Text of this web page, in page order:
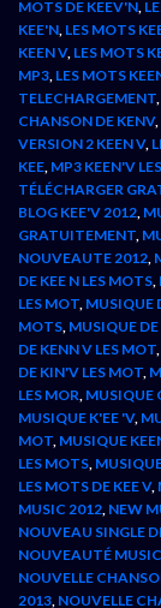
MOTS DE KEEV'N
KEE'N LES MOTS
KEEN V, LES MOTS
MP3 LES MOTS
TELECHARGEMENT
CHANSON DE KENV,
VERSION 2 KEEN V,
KEE MP3 KEEN'V
TÉLÉCHARGER
BLOG KEE'V 2012
GRATUITEMENT
NOUVEAUTE 2012
DE KEE N LES MOTS
LES MOT MUSIQUE
MOTS MUSIQUE
DE KENN V LES MOT
DE KIN'V LES MOT
LES MOR MUSIQUE
MUSIQUE K'EE 'V,
MOT MUSIQUE
LES MOTS
LES MOTS DE KEE V,
MUSIC 2012 NEW
NOUVEAU SINGLE
NOUVEAUTÉ
NOUVELLE
2013 NOUVELLE